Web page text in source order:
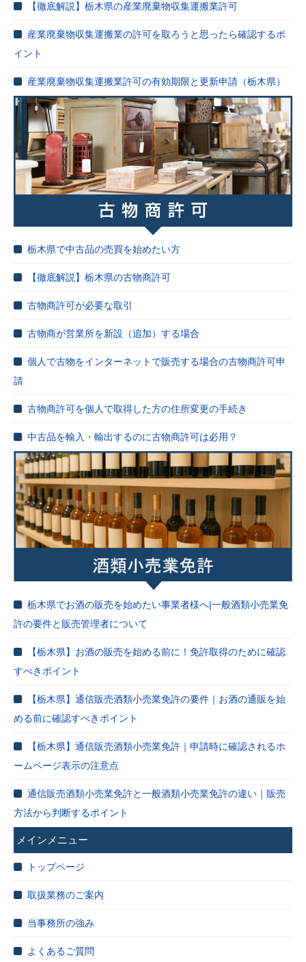
【徹底解説】栃木県の産業廃棄物収集運搬業許可
産業廃棄物収集運搬業の許可を取ろうと思ったら確認するポ
イント
産業廃棄物収集運搬業許可の有効期限と更新申請（栃木県）
栃木県で中古品の売買を始めたい方
【徹底解説】栃木県の古物商許可
古物商許可が必要な取引
古物商が営業所を新設（追加）する場合
個人で古物をインターネットで販売する場合の古物商許可申
請
古物商許可を個人で取得した方の住所変更の手続き
中古品を輸入・輸出するのに古物商許可は必用？
栃木県でお酒の販売を始めたい事業者様へ|一般酒類小売業免
許の要件と販売管理者について
【栃木県】お酒の販売を始める前に！免許取得のために確認
すべきポイント
【栃木県】通信販売酒類小売業免許の要件｜お酒の通販を始
める前に確認すべきポイント
【栃木県】通信販売酒類小売業免許｜申請時に確認されるホ
ームページ表示の注意点
通信販売酒類小売業免許と一般酒類小売業免許の違い｜販売
方法から判断するポイント
メインメニュー
トップページ
取扱業務のご案内
当事務所の強み
よくあるご質問